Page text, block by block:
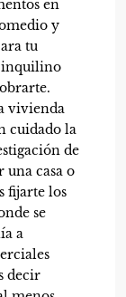
en
y
tu
inquilino
vivienda
cuidado la
de
una casa o
fijarte los
se
a
decir